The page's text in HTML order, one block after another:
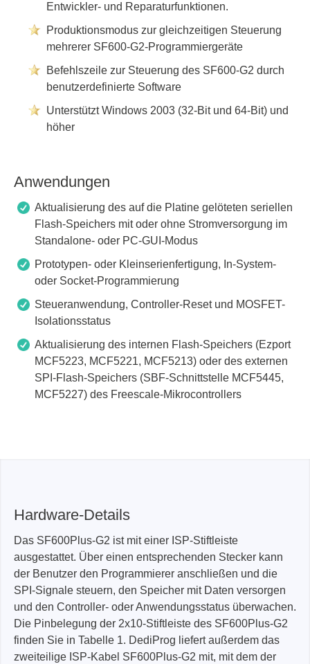
Entwickler- und Reparaturfunktionen.
Produktionsmodus zur gleichzeitigen Steuerung
mehrerer SF600-G2-Programmiergeräte
Befehlszeile zur Steuerung des SF600-G2 durch
benutzerdefinierte Software
Unterstützt Windows 2003 (32-Bit und 64-Bit) und
höher
Anwendungen
Aktualisierung des auf die Platine gelöteten seriellen
Flash-Speichers mit oder ohne Stromversorgung im
Standalone- oder PC-GUI-Modus
Prototypen- oder Kleinserienfertigung, In-System-
oder Socket-Programmierung
Steueranwendung, Controller-Reset und MOSFET-
Isolationsstatus
Aktualisierung des internen Flash-Speichers (Ezport
MCF5223, MCF5221, MCF5213) oder des externen
SPI-Flash-Speichers (SBF-Schnittstelle MCF5445,
MCF5227) des Freescale-Mikrocontrollers
Hardware-Details
Das SF600Plus-G2 ist mit einer ISP-Stiftleiste
ausgestattet. Über einen entsprechenden Stecker kann
der Benutzer den Programmierer anschließen und die
SPI-Signale steuern, den Speicher mit Daten versorgen
und den Controller- oder Anwendungsstatus überwachen.
Die Pinbelegung der 2x10-Stiftleiste des SF600Plus-G2
finden Sie in Tabelle 1. DediProg liefert außerdem das
zweiteilige ISP-Kabel SF600Plus-G2 mit, mit dem der